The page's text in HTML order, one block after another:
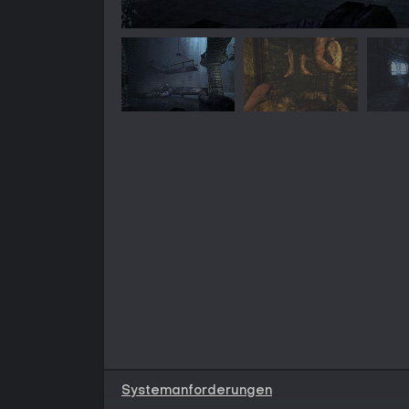
Systemanforderungen